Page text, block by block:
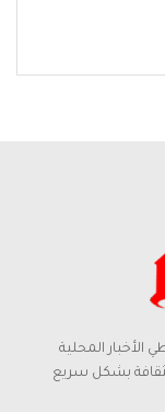
المحلية
بشكل سريع